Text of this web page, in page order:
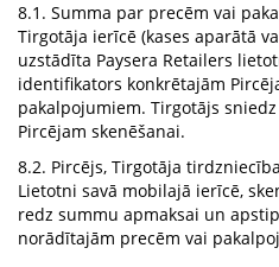
8.1. Summa par precēm vai
Tirgotāja ierīcē (kases aparātā
uzstādīta Paysera Retailers
identifikators konkrētajām
pakalpojumiem. Tirgotājs
Pircējam skenēšanai.
8.2. Pircējs, Tirgotāja
Lietotni savā mobilajā ierīcē,
redz summu apmaksai un
norādītajām precēm vai